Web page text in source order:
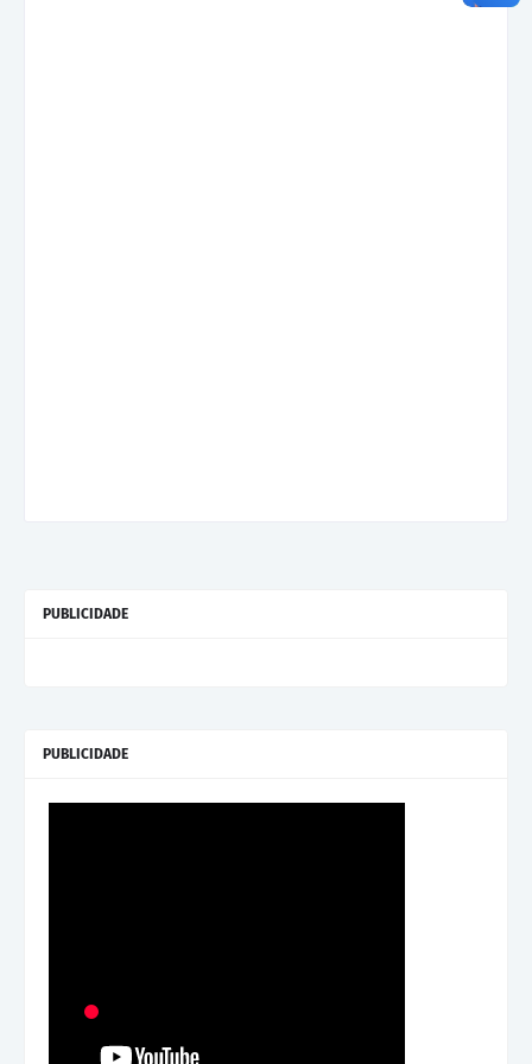
PUBLICIDADE
PUBLICIDADE